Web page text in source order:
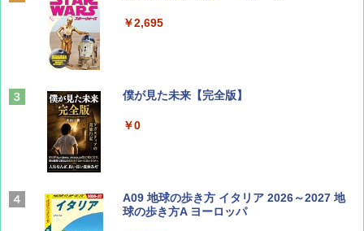
山と溪谷 2026年8月号「南アルプス大全」
￥1,540
Coyote No.89 特集 星野道夫 夢見る旅
￥2,695
僕が見た未来【完全版】
￥0
A09 地球の歩き方 イタリア 2026～2027 地
球の歩き方A ヨーロッパ